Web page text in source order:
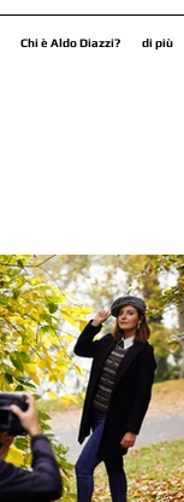
Chi è Aldo Diazzi? di più